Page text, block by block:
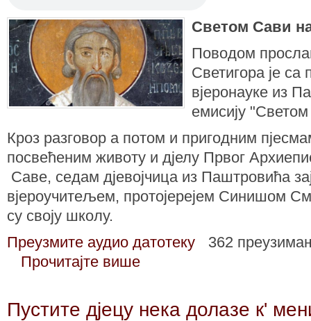
Светом Сави
Поводом
Светигора је
вјеронауке из
емисију
Кроз разговор а потом и пригодним
посвећеним животу и дјелу Првог
Саве, седам дјевојчица из Паштровића
вјероучитељем, протојерејем Синишом
су своју школу.
Преузмите аудио датотеку
362
Прочитајте више
Пустите дјецу нека долазе к'